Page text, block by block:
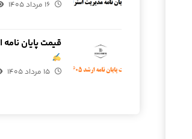
شده
۱۶ مرداد ۱۴۰۵
قیمت پایان نامه
۱۵ مرداد ۱۴۰۵